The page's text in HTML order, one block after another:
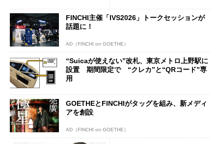
開催
FINCHI主催「IVS2026」トークセッションが
話題に！
AD（FINCHI on GOETHE）
“Suicaが使えない”改札、東京メトロ上野駅に
設置 期間限定で “クレカ”と“QRコード”専
用
GOETHEとFINCHIがタッグを組み、新メディ
アを創設
AD（FINCHI on GOETHE）